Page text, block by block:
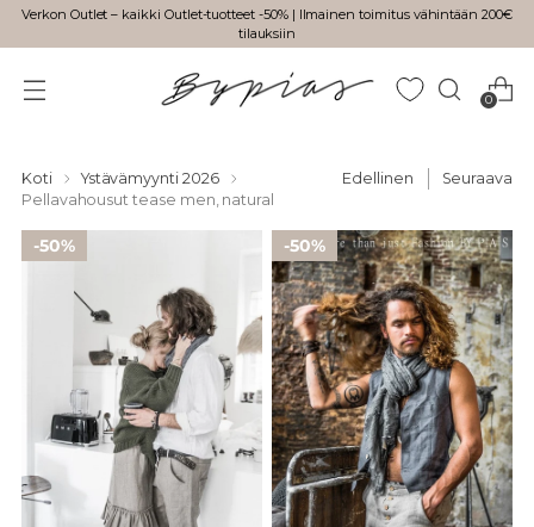
Verkon Outlet – kaikki Outlet-tuotteet -50% | Ilmainen toimitus vähintään 200€
tilauksiin
0
Koti
Ystävämyynti 2026
Pellavahousut tease men, natural
Edellinen Seuraava
50% 50%